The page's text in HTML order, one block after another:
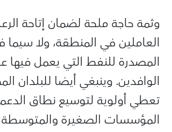
وثمة حاجة ملحة لضمان إتاحة
العاملين في المنطقة، ولا سيما
المصدرة للنفط التي يعمل فيها
الوافدين. وينبغي أيضا للبلدان
تعطي أولوية لتوسيع نطاق
المؤسسات الصغيرة